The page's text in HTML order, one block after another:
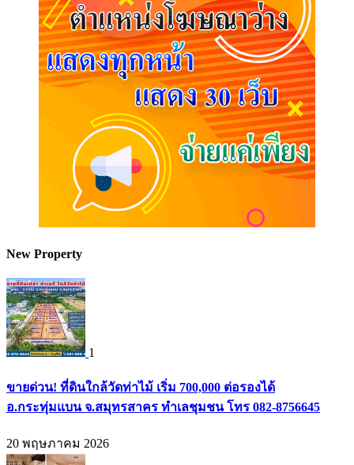
New Property
1
ขายด่วน! ที่ดินใกล้วัดท่าไม้ เริ่ม 700,000 ต่อรองได้
อ.กระทุ่มแบน จ.สมุทรสาคร ทำเลชุมชน โทร 082-8756645
20 พฤษภาคม 2026